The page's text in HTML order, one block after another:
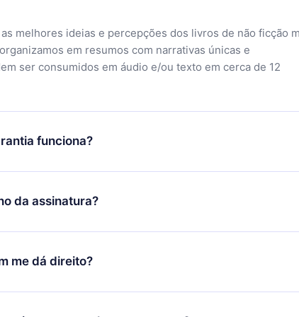
melhores ideias e percepções dos livros de não ficção
em resumos com narrativas únicas e
ser consumidos em áudio e/ou texto em cerca de 12
funciona?
e começar a aproveitar nossa biblioteca. Se por
nossa plataforma, basta entrar em contato com nossa
) em até 7 dias após a compra e solicitar o
da assinatura?
aplicará a partir do próximo período de cobrança. Por
sua assinatura mensal para anual, após confirmar a
o novo plano só será aplicado e cobrado após o
me dá direito?
que te garante acesso a toda nossa biblioteca de
(Inglês, espanhol e português) que você pode ler ou